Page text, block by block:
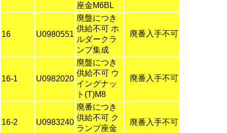
座金M6BL
16 U0980551
廃盤につき
供給不可 ホ
ルダークラ
ンプ集成
廃番入手不可
16-1 U0982020
廃盤につき
供給不可 ウ
イングナッ
ト(T)M8
廃番入手不可
16-2 U0983240
廃番につき
供給不可 ク
ランプ座金
廃番入手不可